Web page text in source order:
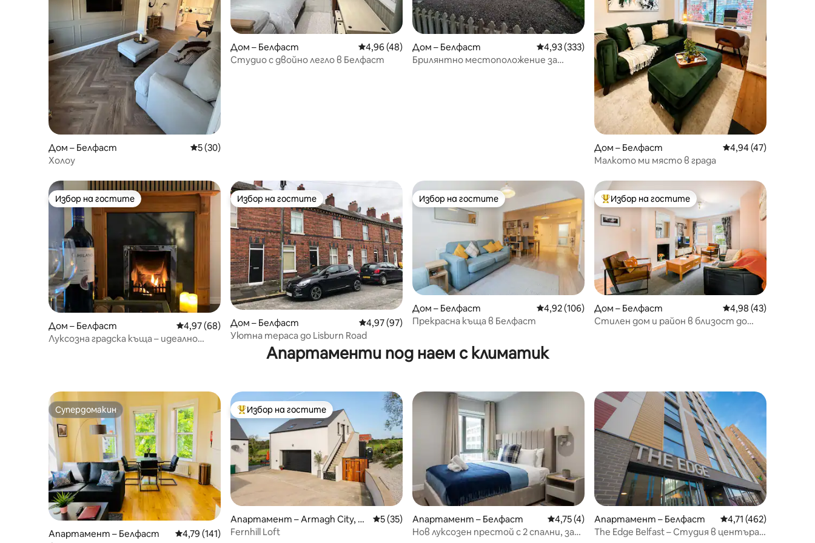
Дом – Белфаст Средна оценка: 5 от 5, 30 отзива
5 (30)
Холоу
Дом – Белфаст Средна оценка: 4,96 от 5, 48 отзива
4,96 (48)
Студио с двойно легло в Белфаст
Дом – Белфаст Средна оценка: 4,93 от 5, 333 отзива
4,93 (333)
Брилянтно местоположение за
Дом – Белфаст Средна оценка:
4,94 (47)
Малкото ми място в града
Избор на гостите
Избор на гостите
Дом – Белфаст Средна оценка: 4,97 от 5, 68 отзива
4,97 (68)
Луксозна градска къща – идеално
Избор на гостите
Избор на гостите
Дом – Белфаст Средна оценка: 4,97 от 5, 97 отзива
4,97 (97)
Уютна тераса до Lisburn Road
Избор на гостите
Избор на гостите
Дом – Белфаст Средна оценка: 4,92 от 5, 106 отзива
4,92 (106)
Прекрасна къща в Белфаст
Най-популярен избор на гостите
Избор на гостите
Дом – Белфаст Средна оценка:
4,98 (43)
Стилен дом и район в близост до
Апартаменти под наем с климатик
Супердомакин
Супердомакин
Апартамент – Белфаст Средна оценка: 4,79 от 5, 141 отзива
4,79 (141)
Най-популярен избор на гостите
Избор на гостите
Апартамент – Armagh City, Ba
nbridge and Craigavon
Средна оценка: 5 от 5, 35 отзива
5 (35)
Fernhill Loft
Апартамент – Белфаст Средна оценка: 4,75 от 5, 4 отзива
4,75 (4)
Нов луксозен престой с 2 спални, за
Апартамент – Белфаст Средна оценка: 4,71
4,71 (462)
The Edge Belfast – Студия в центъра